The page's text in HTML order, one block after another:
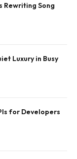
Rewriting Song
Luxury in Busy
for Developers